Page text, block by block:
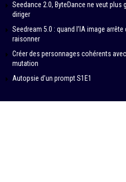
Seedance 2.0, ByteDance ne veut plus
diriger
Seedream 5.0 : quand l’IA image
raisonner
Créer des personnages cohérents
mutation
Autopsie d’un prompt S1E1